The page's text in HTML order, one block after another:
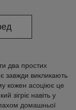
два простих
завжди викликають
кожен асоціює це
зігріє навіть у
домашньої